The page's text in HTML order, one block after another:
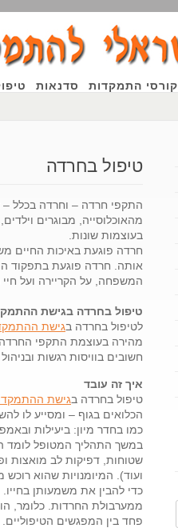
קורסי התמקדות סדנאות
טיפול בחרדה
התקפי
מהאוכלוסייה, מבוגרים
בעוצמות שונות.
חרדה פוגעת באיכות החיים
אותה. חרדה פוגעת בתפקוד
המשפחה, על הקריירה ועל חיי
טיפול בחרדה בגישת
לטיפול בחרדה בגישת
מהירה בעוצמת התקפי החרדה
חשובים בוויסות רגשות
איך זה עובד
טיפול בחרדה בגישת
הכלואים בגוף – ומסייע לו
כמו בחדר מיון: ביעילות
במשך התהליך המטופל לומד
שטוחות, דפיקות לב מואצות
ועוד). המיומנויות שהוא
כדי להבין את משמעותן
ממערבולת החרדות. כלומר,
פחד בין המפגשים הטיפוליים.